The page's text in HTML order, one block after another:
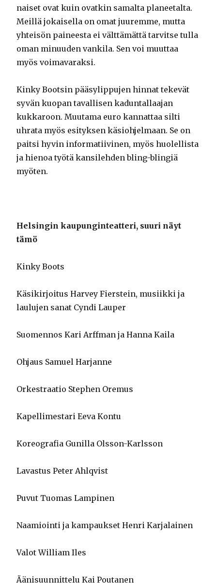
naiset ovat kuin ovatkin samalta planeetalta.
Meillä jokaisella on omat juuremme, mutta
yhteisön paineesta ei välttämättä tarvitse tulla
oman minuuden vankila. Sen voi muuttaa
myös voimavaraksi.
Kinky Bootsin pääsylippujen hinnat tekevät
syvän kuopan tavallisen kaduntallaajan
kukkaroon. Muutama euro kannattaa silti
uhrata myös esityksen käsiohjelmaan. Se on
paitsi hyvin informatiivinen, myös huolellista
ja hienoa työtä kansilehden bling-blingiä
myöten.
Helsingin kaupunginteatteri, suuri näyt
tämö
Kinky Boots
Käsikirjoitus Harvey Fierstein, musiikki ja
laulujen sanat Cyndi Lauper
Suomennos Kari Arffman ja Hanna Kaila
Ohjaus Samuel Harjanne
Orkestraatio Stephen Oremus
Kapellimestari Eeva Kontu
Koreografia Gunilla Olsson-Karlsson
Lavastus Peter Ahlqvist
Puvut Tuomas Lampinen
Naamiointi ja kampaukset Henri Karjalainen
Valot William Iles
Äänisuunnittelu Kai Poutanen